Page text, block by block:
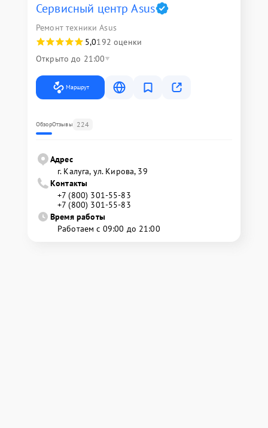
Сервисный центр Asus
Ремонт техники Asus
5,0192 оценки
Открыто до 21:00
Маршрут
ОбзорОтзывы 224
Адрес
г. Калуга, ул. Кирова, 39
Контакты
+7 (800) 301-55-83
+7 (800) 301-55-83
Время работы
Работаем с 09:00 до 21:00